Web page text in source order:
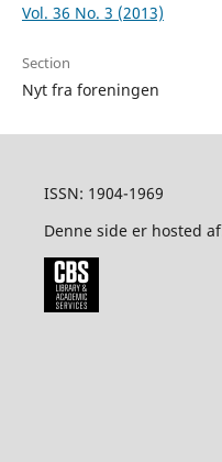
Vol. 36 No. 3 (2013)
Section
Nyt fra foreningen
ISSN: 1904-1969
Denne side er hosted